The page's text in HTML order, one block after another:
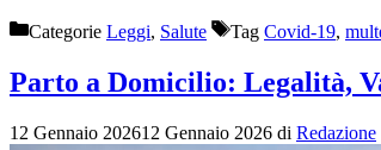
Categorie Leggi, Salute Tag Covid-19,
Parto a Domicilio: Legalità,
12 Gennaio 202612 Gennaio 2026 di Redazione